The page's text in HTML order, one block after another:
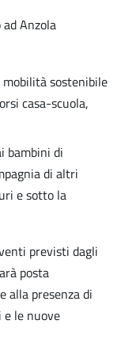
Anzola
sostenibile
casa-scuola,
bambini di
di altri
e sotto la
previsti dagli
posta
alla presenza di
le nuove